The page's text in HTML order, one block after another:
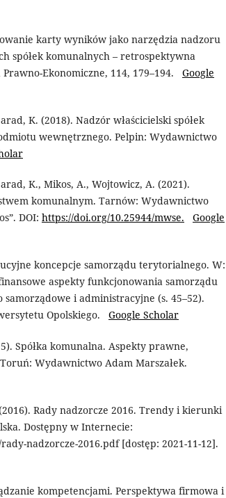
karty wyników jako narzędzia nadzoru
spółek komunalnych – retrospektywna
Ekonomiczne, 114, 179–194. Google
K. (2018). Nadzór właścicielski spółek
wewnętrznego. Pelpin: Wydawnictwo
K., Mikos, A., Wojtowicz, A. (2021).
komunalnym. Tarnów: Wydawnictwo
DOI: https://doi.org/10.25944/mwse.
Google
koncepcje samorządu terytorialnego. W:
aspekty funkcjonowania samorządu
i administracyjne (s. 45–52).
Opolskiego. Google Scholar
Spółka komunalna. Aspekty prawne,
Wydawnictwo Adam Marszałek.
Rady nadzorcze 2016. Trendy i kierunki
Dostępny w Internecie:
nadzorcze-2016.pdf [dostęp: 2021-11-12].
kompetencjami. Perspektywa firmowa i